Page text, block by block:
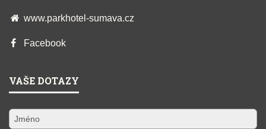
www.parkhotel-sumava.cz
Facebook
VAŠE DOTAZY